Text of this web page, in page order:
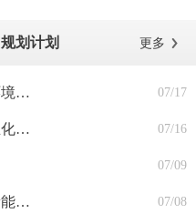
规划计划 更多
靶向发力！湖南打出优化营商环境“组合拳” 07/17
一图读懂《湖南省推进新型工业化和制造强省建设“十五五”规划》 07/16
07/09
一图读懂｜十项举措力挺湖南新能源汽车（工程机械、船舶）产业 07/08